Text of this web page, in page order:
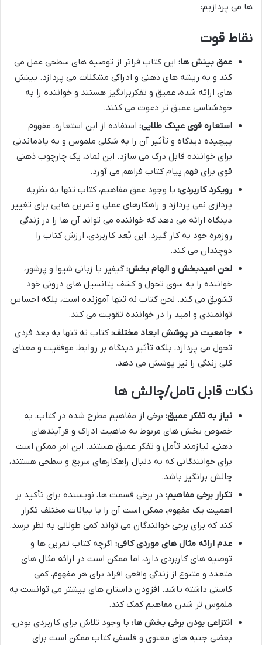
ها می پردازیم:
نقاط قوت
عمق بینش ها: این کتاب فراتر از توصیه های سطحی عمل می
کند و به ریشه های ذهنی و ادراکی مشکلات می پردازد. بینش
های ارائه شده، عمیق و تفکربرانگیز هستند و خواننده را به
خودشناسی عمیق تر دعوت می کنند.
استعاره قوی عینک طلایی: استفاده از این استعاره، مفهوم
پیچیده دیدگاه و تأثیر آن را به شکلی ملموس و به یادماندنی
برای خواننده قابل درک می سازد. این نماد، یک چارچوب ذهنی
قوی برای فهم پیام کتاب فراهم می آورد.
رویکرد کاربردی: با وجود عمق مفاهیم، کتاب تنها به نظریه
پردازی نمی پردازد و راهکارهای عملی و تمرین هایی برای تغییر
دیدگاه ارائه می دهد که خواننده می تواند آن ها را در زندگی
روزمره خود به کار گیرد. این بُعد کاربردی، ارزش کتاب را
دوچندان می کند.
لحن امیدبخش و الهام بخش: گیفیر با زبانی شیوا و پرشور،
خواننده را به سوی تحول و کشف پتانسیل های درونی خود
تشویق می کند. لحن کتاب نه تنها آموزنده است، بلکه احساس
توانمندی و امید را در خواننده تقویت می کند.
جامعیت در پوشش ابعاد مختلف: کتاب نه تنها به بعد فردی
تحول می پردازد، بلکه تأثیر دیدگاه بر روابط، موفقیت و معنای
کلی زندگی را نیز پوشش می دهد.
نکات قابل تامل/چالش ها
نیاز به تفکر عمیق: برخی از مفاهیم مطرح شده در کتاب، به
خصوص بخش های مربوط به ماهیت ادراک و فرآیندهای
ذهنی، نیازمند تأمل و تفکر عمیق هستند. این امر ممکن است
برای خوانندگانی که به دنبال راهکارهای سریع و سطحی هستند،
چالش برانگیز باشد.
تکرار برخی مفاهیم: در برخی قسمت ها، نویسنده برای تأکید بر
اهمیت یک مفهوم، ممکن است آن را با بیانات مختلف تکرار
کند که برای برخی خوانندگان می تواند کمی طولانی به نظر برسد.
عدم ارائه مثال های موردی کافی: اگرچه کتاب تمرین ها و
توصیه های کاربردی دارد، اما ممکن است در ارائه مثال های
متعدد و متنوع از زندگی واقعی افراد برای هر مفهوم، کمی
کاستی داشته باشد. افزودن داستان های بیشتر می توانست به
ملموس تر شدن مفاهیم کمک کند.
انتزاعی بودن برخی بخش ها: با وجود تلاش برای کاربردی بودن،
بعضی جنبه های معنوی و فلسفی کتاب ممکن است برای